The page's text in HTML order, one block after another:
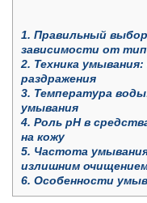
1. Правильный
зависимости от
2. Техника
раздражения
3. Температура
умывания
4. Роль pH в
на кожу
5. Частота
излишним
6. Особенности